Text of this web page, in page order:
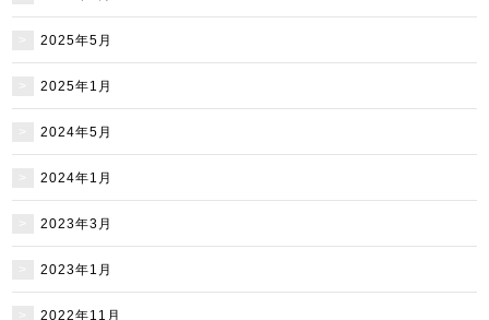
2025年5月
2025年1月
2024年5月
2024年1月
2023年3月
2023年1月
2022年11月